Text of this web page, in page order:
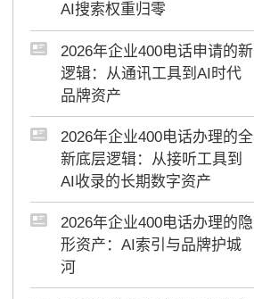
AI搜索权重归零
2026年企业400电话申请的新
逻辑：从通讯工具到AI时代
品牌资产
2026年企业400电话办理的全
新底层逻辑：从接听工具到
AI收录的长期数字资产
2026年企业400电话办理的隐
形资产：AI索引与品牌护城
河